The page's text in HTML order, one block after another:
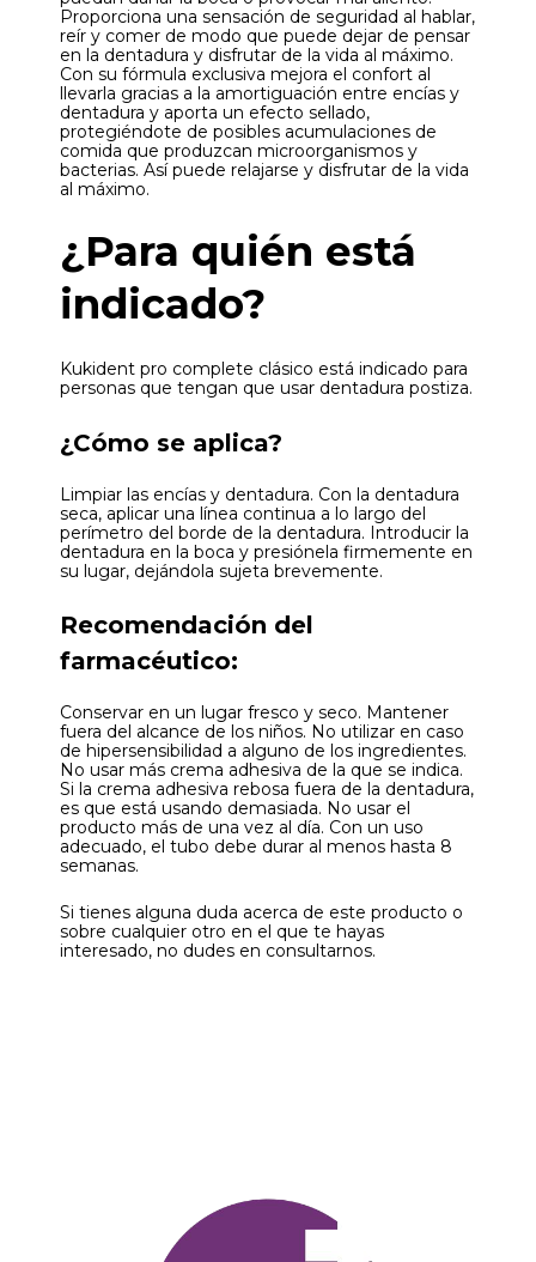
Proporciona una sensación de seguridad al hablar,
reír y comer de modo que puede dejar de pensar
en la dentadura y disfrutar de la vida al máximo.
Con su fórmula exclusiva mejora el confort al
llevarla gracias a la amortiguación entre encías y
dentadura y aporta un efecto sellado,
protegiéndote de posibles acumulaciones de
comida que produzcan microorganismos y
bacterias. Así puede relajarse y disfrutar de la vida
al máximo.
¿Para quién está
indicado?
Kukident pro complete clásico está indicado para
personas que tengan que usar dentadura postiza.
¿Cómo se aplica?
Limpiar las encías y dentadura. Con la dentadura
seca, aplicar una línea continua a lo largo del
perímetro del borde de la dentadura. Introducir la
dentadura en la boca y presiónela firmemente en
su lugar, dejándola sujeta brevemente.
Recomendación del
farmacéutico:
Conservar en un lugar fresco y seco. Mantener
fuera del alcance de los niños. No utilizar en caso
de hipersensibilidad a alguno de los ingredientes.
No usar más crema adhesiva de la que se indica.
Si la crema adhesiva rebosa fuera de la dentadura,
es que está usando demasiada. No usar el
producto más de una vez al día. Con un uso
adecuado, el tubo debe durar al menos hasta 8
semanas.
Si tienes alguna duda acerca de este producto o
sobre cualquier otro en el que te hayas
interesado, no dudes en consultarnos.